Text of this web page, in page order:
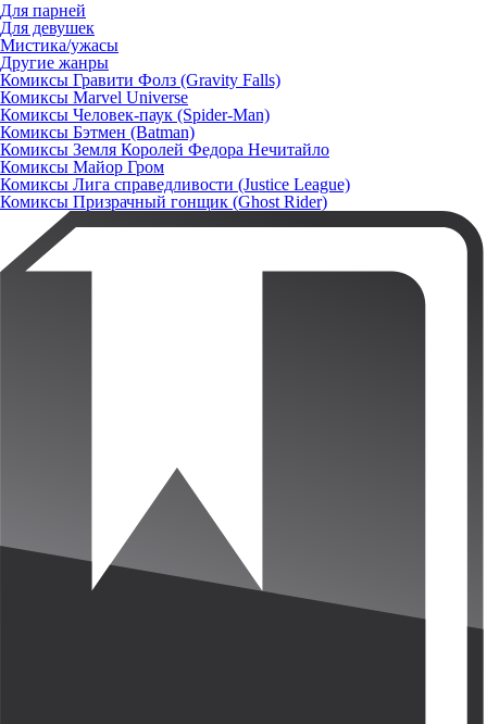
Для парней
Для девушек
Мистика/ужасы
Другие жанры
Комиксы Гравити Фолз (Gravity Falls)
Комиксы Marvel Universe
Комиксы Человек-паук (Spider-Man)
Комиксы Бэтмен (Batman)
Комиксы Земля Королей Федора Нечитайло
Комиксы Майор Гром
Комиксы Лига справедливости (Justice League)
Комиксы Призрачный гонщик (Ghost Rider)